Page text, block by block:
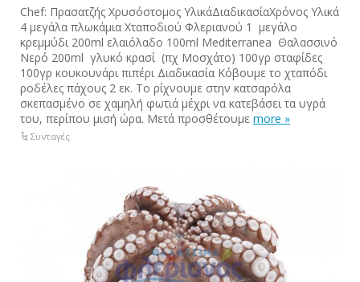
Chef: Πρασατζής Χρυσόστομος ΥλικάΔιαδικασίαΧρόνος Υλικά
4 μεγάλα πλωκάμια Χταποδιού Φλεριανού 1 μεγάλο
κρεμμύδι 200ml ελαιόλαδο 100ml Mediterranea Θαλασσινό
Νερό 200ml γλυκό κρασί (πχ Μοσχάτο) 100γρ σταφίδες
100γρ κουκουνάρι πιπέρι Διαδικασία Κόβουμε το χταπόδι
ροδέλες πάχους 2 εκ. Το ρίχνουμε στην κατσαρόλα
σκεπασμένο σε χαμηλή φωτιά μέχρι να κατεβάσει τα υγρά
του, περίπου μισή ώρα. Μετά προσθέτουμε more »
Συνταγές